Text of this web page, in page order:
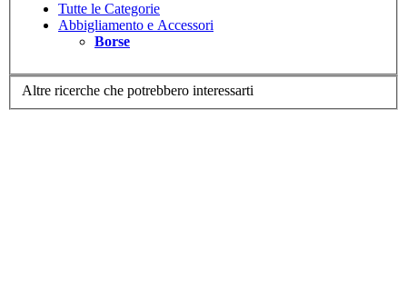
Tutte le Categorie
Abbigliamento e Accessori
Borse
Altre ricerche che potrebbero interessarti